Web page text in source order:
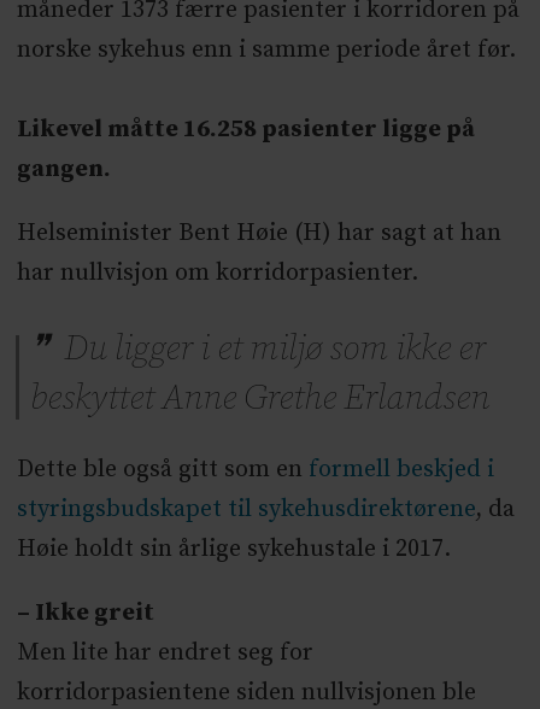
måneder 1373 færre pasienter i korridoren på
norske sykehus enn i samme periode året før.
Likevel måtte 16.258 pasienter ligge på
gangen.
Helseminister Bent Høie (H) har sagt at han
har nullvisjon om korridorpasienter.
Du ligger i et miljø som ikke er
beskyttet Anne Grethe Erlandsen
Dette ble også gitt som en formell beskjed i
styringsbudskapet til sykehusdirektørene, da
Høie holdt sin årlige sykehustale i 2017.
– Ikke greit
Men lite har endret seg for
korridorpasientene siden nullvisjonen ble